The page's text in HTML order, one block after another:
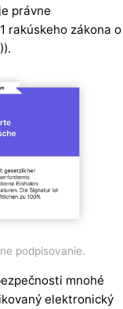
právne
rakúskeho zákona o
podpisovanie.
mnohé
elektronický